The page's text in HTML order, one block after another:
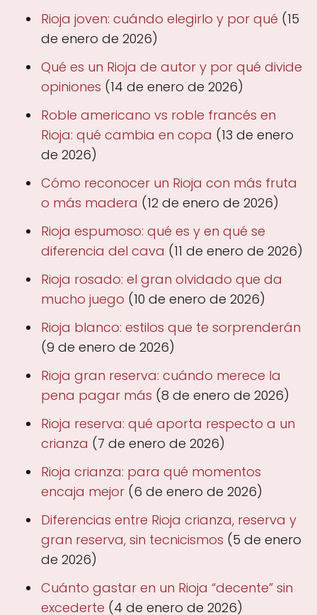
Rioja joven: cuándo elegirlo y por qué (15
de enero de 2026)
Qué es un Rioja de autor y por qué divide
opiniones (14 de enero de 2026)
Roble americano vs roble francés en
Rioja: qué cambia en copa (13 de enero
de 2026)
Cómo reconocer un Rioja con más fruta
o más madera (12 de enero de 2026)
Rioja espumoso: qué es y en qué se
diferencia del cava (11 de enero de 2026)
Rioja rosado: el gran olvidado que da
mucho juego (10 de enero de 2026)
Rioja blanco: estilos que te sorprenderán
(9 de enero de 2026)
Rioja gran reserva: cuándo merece la
pena pagar más (8 de enero de 2026)
Rioja reserva: qué aporta respecto a un
crianza (7 de enero de 2026)
Rioja crianza: para qué momentos
encaja mejor (6 de enero de 2026)
Diferencias entre Rioja crianza, reserva y
gran reserva, sin tecnicismos (5 de enero
de 2026)
Cuánto gastar en un Rioja “decente” sin
excederte (4 de enero de 2026)